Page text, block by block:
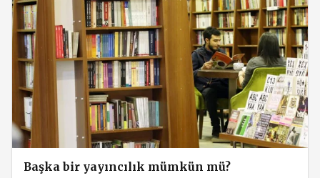
Başka bir yayıncılık mümkün mü?